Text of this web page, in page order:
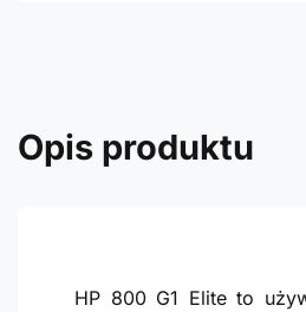
Opis produktu
HP 800 G1 Elite to